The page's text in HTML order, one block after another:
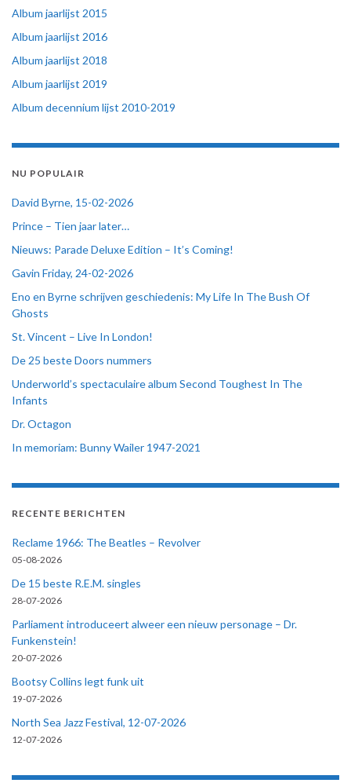
Album jaarlijst 2015
Album jaarlijst 2016
Album jaarlijst 2018
Album jaarlijst 2019
Album decennium lijst 2010-2019
NU POPULAIR
David Byrne, 15-02-2026
Prince – Tien jaar later…
Nieuws: Parade Deluxe Edition – It’s Coming!
Gavin Friday, 24-02-2026
Eno en Byrne schrijven geschiedenis: My Life In The Bush Of
Ghosts
St. Vincent – Live In London!
De 25 beste Doors nummers
Underworld’s spectaculaire album Second Toughest In The
Infants
Dr. Octagon
In memoriam: Bunny Wailer 1947-2021
RECENTE BERICHTEN
Reclame 1966: The Beatles – Revolver
05-08-2026
De 15 beste R.E.M. singles
28-07-2026
Parliament introduceert alweer een nieuw personage – Dr.
Funkenstein!
20-07-2026
Bootsy Collins legt funk uit
19-07-2026
North Sea Jazz Festival, 12-07-2026
12-07-2026